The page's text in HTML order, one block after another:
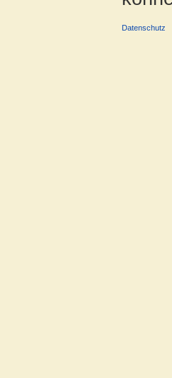
Datenschutz